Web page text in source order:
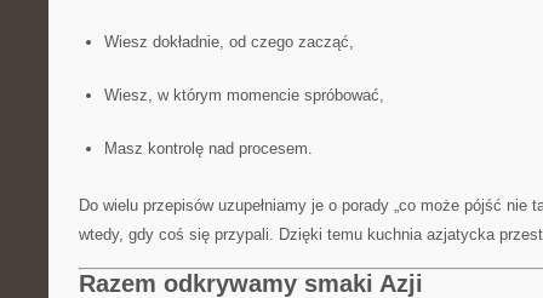
Wiesz dokładnie, od czego zacząć,
Wiesz, w którym momencie spróbować,
Masz kontrolę nad procesem.
Do wielu przepisów uzupełniamy je o porady „co może pójść nie
wtedy, gdy coś się przypali. Dzięki temu kuchnia azjatycka
Razem odkrywamy smaki Azji